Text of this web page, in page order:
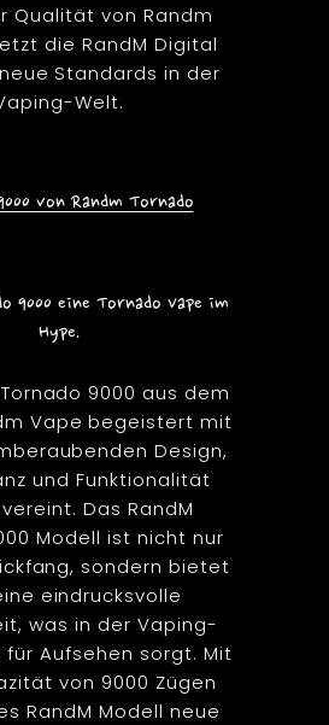
Qualität von Randm
die RandM Digital
neue Standards in der
Welt.
von Randm Tornado
9000 eine Tornado Vape im
Hype.
9000 aus dem
Vape begeistert mit
Design,
und Funktionalität
Das RandM
Modell ist nicht nur
sondern bietet
eindrucksvolle
was in der Vaping-
Aufsehen sorgt. Mit
von 9000 Zügen
RandM Modell neue